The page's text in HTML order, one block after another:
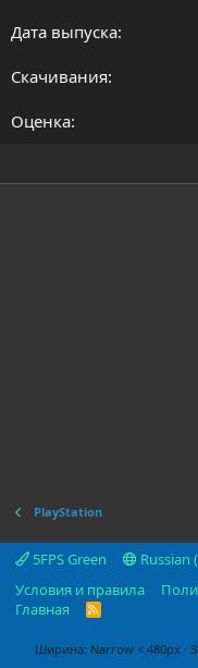
PlayStation
5FPS Green
Russian
Условия и правила
Главная
R
Ширина